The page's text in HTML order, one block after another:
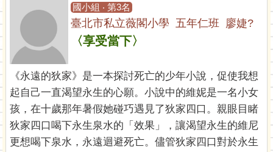
國小組 ‧ 第3名
臺北市私立薇閣小學 五年仁班 廖婕?
〈享受當下〉
《永遠的狄家》是一本探討死亡的少年小說，促使我想
起自己一直渴望永生的心願。小說中的維妮是一名小女
孩，在十歲那年暑假她碰巧遇見了狄家四口。親眼目睹
狄家四口喝下永生泉水的「效果」，讓渴望永生的維尼
更想喝下泉水，永遠迴避死亡。儘管狄家四口對於永生